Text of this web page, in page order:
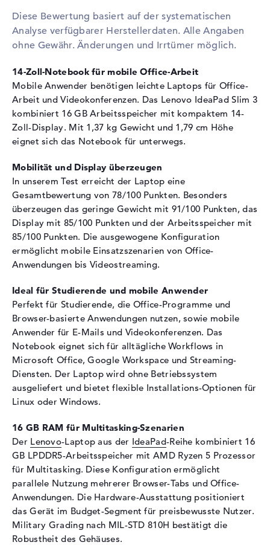
Festplatte
512 GB SSD
Schnittstelle
PCIe
Laufwerks-Typ
ohne Laufwerk
Display
Display-Typ
14" TFT
Max. Auflösung
1920 x 1080
Besonderheiten
Display, matt, LED-
Hintergrundbeleuchtung, IPS
Panel
Kartenleser
Unterstützte Flash-
Speicherkarten
SD Memory Card
Audio
Soundkarte
Hi-Definition Audio
Sensorauflösung
2 MP
Eingabegeräte
Eingabegeräte
Multi-Touch-Trackpad,
Tastatur
Tastatur
Netzwerk
WLAN
802.11a, 802.11ac, 802.11ax,
802.11b, 802.11g, 802.11n
Bluetooth
Bluetooth 5.2
Erweiterung / Konnektivität
Schnittstellen
2 x USB 3.2 - Typ A, 1 x USB
3.2 - Typ C
Diese Bewertung basiert auf der systematischen
Analyse verfügbarer Herstellerdaten. Alle Angaben
ohne Gewähr. Änderungen und Irrtümer möglich.
14-Zoll-Notebook für mobile Office-Arbeit
Mobile Anwender benötigen leichte Laptops für Office-
Arbeit und Videokonferenzen. Das Lenovo IdeaPad Slim 3
kombiniert 16 GB Arbeitsspeicher mit kompaktem 14-
Zoll-Display. Mit 1,37 kg Gewicht und 1,79 cm Höhe
eignet sich das Notebook für unterwegs.
Mobilität und Display überzeugen
In unserem Test erreicht der Laptop eine
Gesamtbewertung von 78/100 Punkten. Besonders
überzeugen das geringe Gewicht mit 91/100 Punkten, das
Display mit 85/100 Punkten und der Arbeitsspeicher mit
85/100 Punkten. Die ausgewogene Konfiguration
ermöglicht mobile Einsatzszenarien von Office-
Anwendungen bis Videostreaming.
Ideal für Studierende und mobile Anwender
Perfekt für Studierende, die Office-Programme und
Browser-basierte Anwendungen nutzen, sowie mobile
Anwender für E-Mails und Videokonferenzen. Das
Notebook eignet sich für alltägliche Workflows in
Microsoft Office, Google Workspace und Streaming-
Diensten. Der Laptop wird ohne Betriebssystem
ausgeliefert und bietet flexible Installations-Optionen für
Linux oder Windows.
16 GB RAM für Multitasking-Szenarien
Der Lenovo-Laptop aus der IdeaPad-Reihe kombiniert 16
GB LPDDR5-Arbeitsspeicher mit AMD Ryzen 5 Prozessor
für Multitasking. Diese Konfiguration ermöglicht
parallele Nutzung mehrerer Browser-Tabs und Office-
Anwendungen. Die Hardware-Ausstattung positioniert
das Gerät im Budget-Segment für preisbewusste Nutzer.
Military Grading nach MIL-STD 810H bestätigt die
Robustheit des Gehäuses.